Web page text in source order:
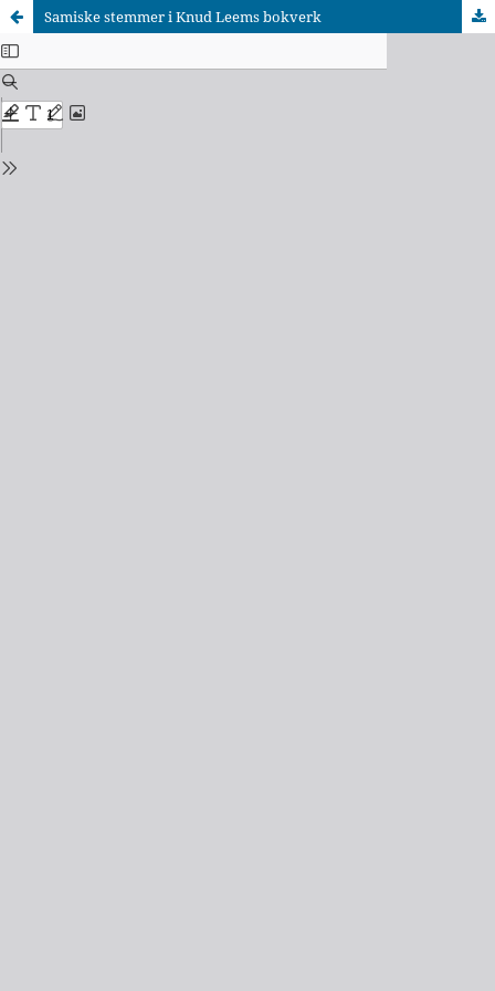
Samiske stemmer i Knud Leems bokverk